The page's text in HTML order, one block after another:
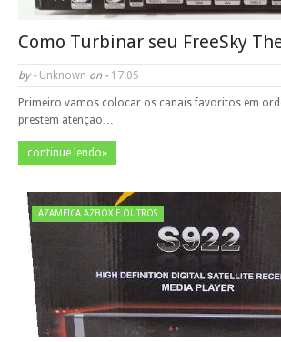
Como Turbinar seu FreeSky
by - Unknown on - 17:05
Primeiro vamos colocar os canais favoritos em
prestem atenção…
continue lendo»
AZAMEICA AZBOX E OUTROS